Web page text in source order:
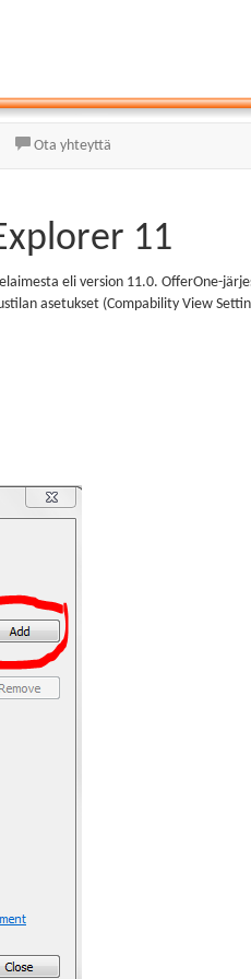
Ota yhteyttä
11
eli version 11.0. OfferOne-
asetukset (Compability View